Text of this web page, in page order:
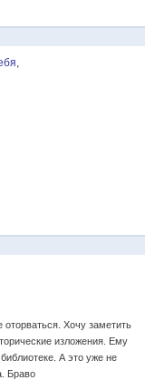
Хочу заметить
изложения. Ему
А это уже не
Браво